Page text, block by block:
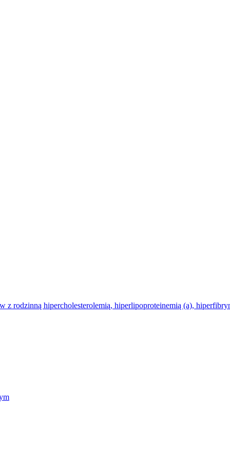
rodzinną hipercholesterolemią, hiperlipoproteinemią (a),